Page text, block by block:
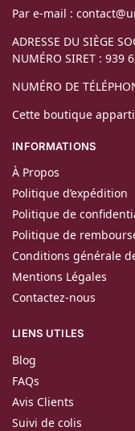
Par e-mail :
ADRESSE DU SIÈGE
NUMÉRO SIRET : 939
NUMÉRO DE
Cette boutique
INFORMATIONS
À Propos
Politique d’expédition
Politique de
Politique de
Conditions générale
Mentions Légales
Contactez-nous
LIENS UTILES
Blog
FAQs
Avis Clients
Suivi de colis